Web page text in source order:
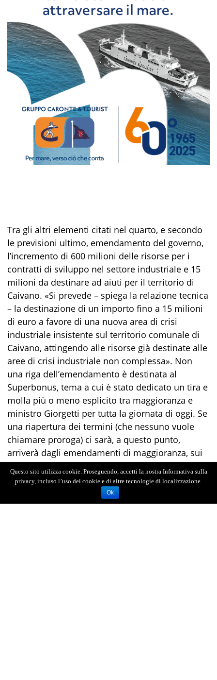
Tra gli altri elementi citati nel quarto, e secondo
le previsioni ultimo, emendamento del governo,
l’incremento di 600 milioni delle risorse per i
contratti di sviluppo nel settore industriale e 15
milioni da destinare ad aiuti per il territorio di
Caivano. «Si prevede – spiega la relazione tecnica
– la destinazione di un importo fino a 15 milioni
di euro a favore di una nuova area di crisi
industriale insistente sul territorio comunale di
Caivano, attingendo alle risorse già destinate alle
aree di crisi industriale non complessa». Non
una riga dell’emendamento è destinata al
Superbonus, tema a cui è stato dedicato un tira e
molla più o meno esplicito tra maggioranza e
ministro Giorgetti per tutta la giornata di oggi. Se
una riapertura dei termini (che nessuno vuole
chiamare proroga) ci sarà, a questo punto,
arriverà dagli emendamenti di maggioranza, sui
Questo sito utilizza cookie. Proseguendo, accetti la nostra Informativa sulla
privacy, incluso l’uso dei cookie e di altre tecnologie di localizzazione.
Ok